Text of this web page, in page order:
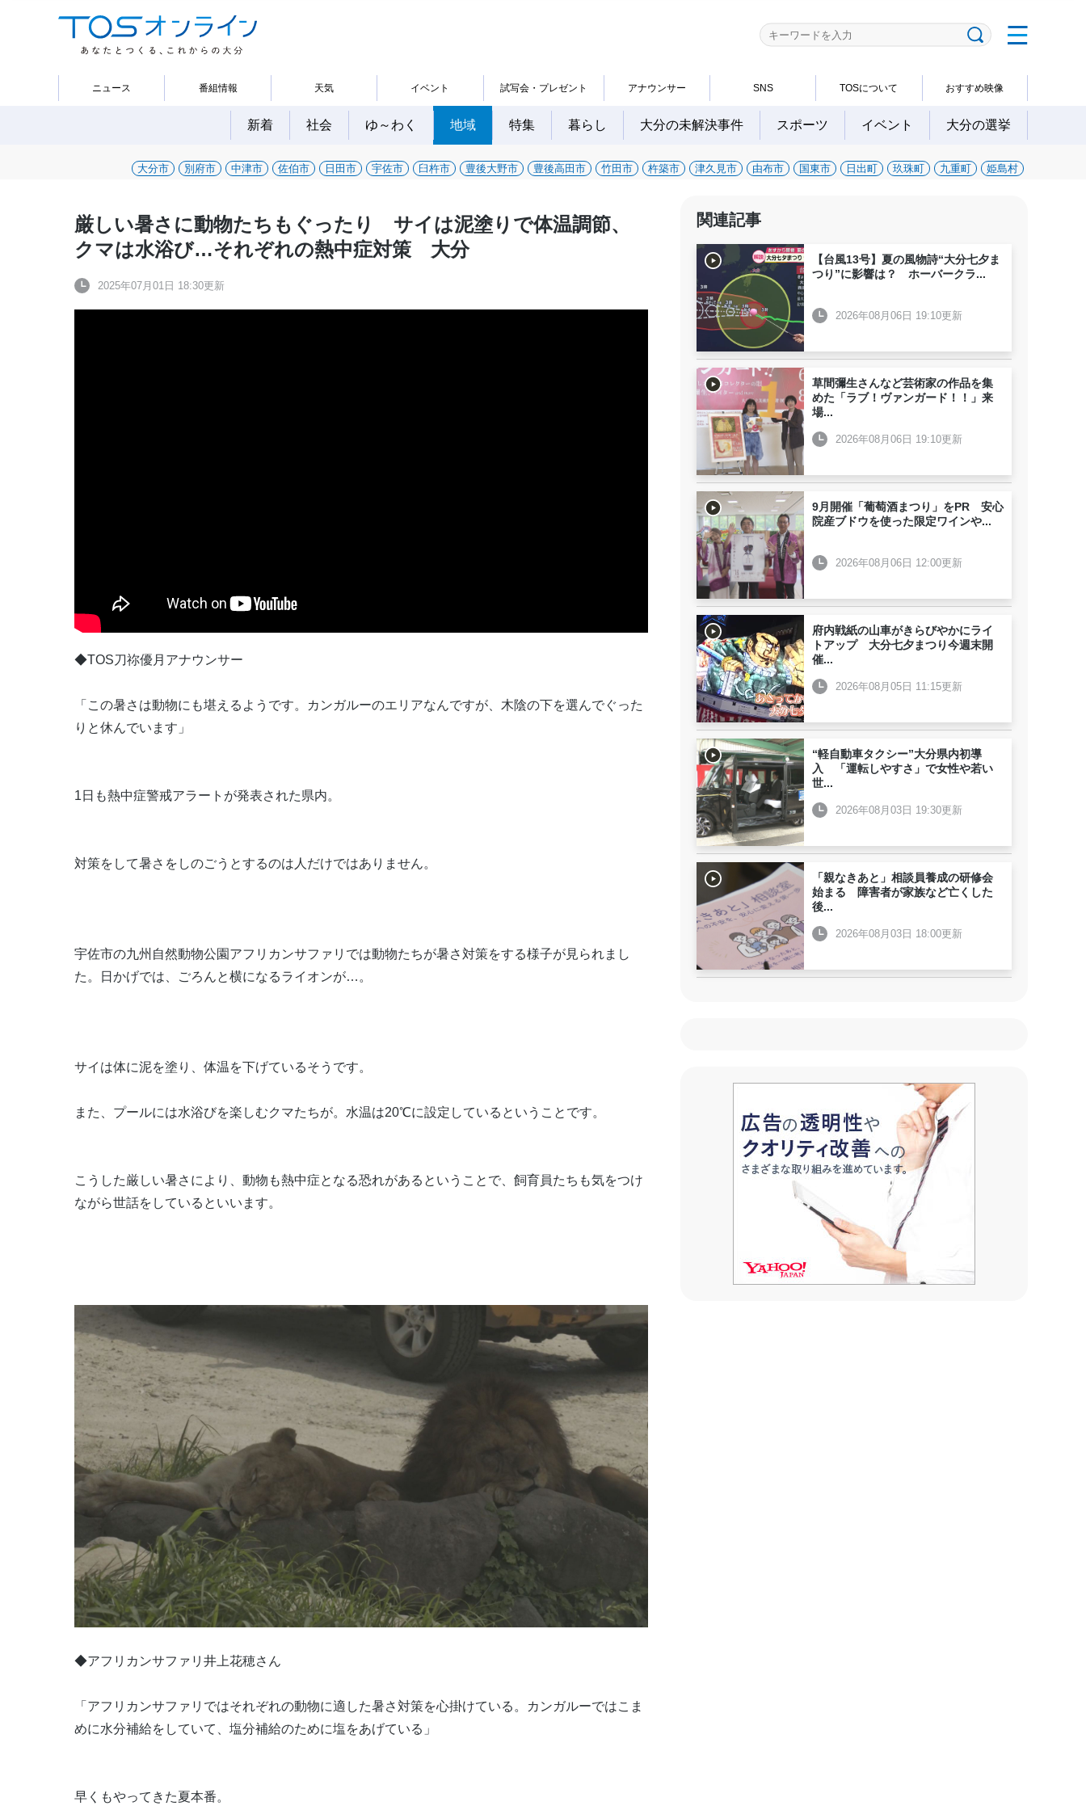
ニュース 番組情報 天気 イベント 試写会・プレゼント アナウンサー SNS TOSについて おすすめ映像
新着 社会 ゆ～わく 地域 特集 暮らし 大分の未解決事件 スポーツ イベント 大分の選挙
大分市 別府市 中津市 佐伯市 日田市 宇佐市 臼杵市 豊後大野市 豊後高田市 竹田市 杵築市 津久見市 由布市 国東市 日出町 玖珠町 九重町 姫島村
厳しい暑さに動物たちもぐったり サイは泥塗りで体温調節、
クマは水浴び…それぞれの熱中症対策 大分
2025年07月01日 18:30更新
◆TOS刀祢優月アナウンサー
「この暑さは動物にも堪えるようです。カンガルーのエリアなんですが、木陰の下を選んでぐった
りと休んでいます」
1日も熱中症警戒アラートが発表された県内。
対策をして暑さをしのごうとするのは人だけではありません。
宇佐市の九州自然動物公園アフリカンサファリでは動物たちが暑さ対策をする様子が見られまし
た。日かげでは、ごろんと横になるライオンが…。
サイは体に泥を塗り、体温を下げているそうです。
また、プールには水浴びを楽しむクマたちが。水温は20℃に設定しているということです。
こうした厳しい暑さにより、動物も熱中症となる恐れがあるということで、飼育員たちも気をつけ
ながら世話をしているといいます。
◆アフリカンサファリ井上花穂さん
「アフリカンサファリではそれぞれの動物に適した暑さ対策を心掛けている。カンガルーではこま
めに水分補給をしていて、塩分補給のために塩をあげている」
早くもやってきた夏本番。
関連記事
【台風13号】夏の風物詩“大分七夕ま
つり”に影響は？ ホーバークラ...
2026年08月06日 19:10更新
草間彌生さんなど芸術家の作品を集
めた「ラブ！ヴァンガード！！」来
場...
2026年08月06日 19:10更新
9月開催「葡萄酒まつり」をPR 安心
院産ブドウを使った限定ワインや...
2026年08月06日 12:00更新
府内戦紙の山車がきらびやかにライ
トアップ 大分七夕まつり今週末開
催...
2026年08月05日 11:15更新
“軽自動車タクシー”大分県内初導
入 「運転しやすさ」で女性や若い
世...
2026年08月03日 19:30更新
「親なきあと」相談員養成の研修会
始まる 障害者が家族など亡くした
後...
2026年08月03日 18:00更新